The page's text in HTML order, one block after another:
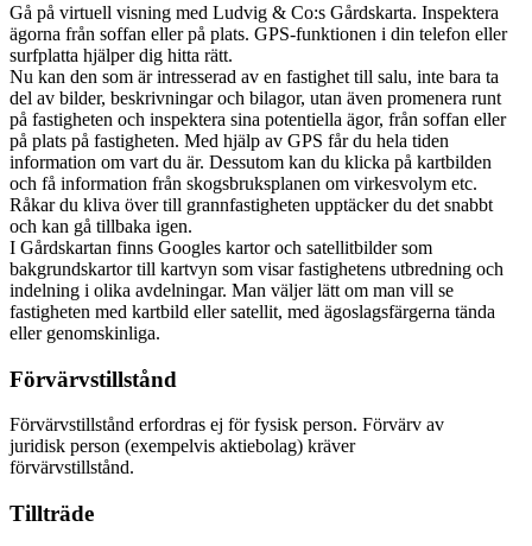
Gå på virtuell visning med Ludvig & Co:s Gårdskarta. Inspektera
ägorna från soffan eller på plats. GPS-funktionen i din telefon eller
surfplatta hjälper dig hitta rätt.
Nu kan den som är intresserad av en fastighet till salu, inte bara ta
del av bilder, beskrivningar och bilagor, utan även promenera runt
på fastigheten och inspektera sina potentiella ägor, från soffan eller
på plats på fastigheten. Med hjälp av GPS får du hela tiden
information om vart du är. Dessutom kan du klicka på kartbilden
och få information från skogsbruksplanen om virkesvolym etc.
Råkar du kliva över till grannfastigheten upptäcker du det snabbt
och kan gå tillbaka igen.
I Gårdskartan finns Googles kartor och satellitbilder som
bakgrundskartor till kartvyn som visar fastighetens utbredning och
indelning i olika avdelningar. Man väljer lätt om man vill se
fastigheten med kartbild eller satellit, med ägoslagsfärgerna tända
eller genomskinliga.
Förvärvstillstånd
Förvärvstillstånd erfordras ej för fysisk person. Förvärv av
juridisk person (exempelvis aktiebolag) kräver
förvärvstillstånd.
Tillträde